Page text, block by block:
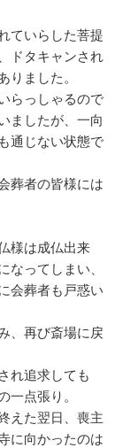
ていらした菩提
ドタキャンされ
ました。
らっしゃるので
ましたが、一向
通じない状態で
葬者の皆様には
様は成仏出来
ってしまい、
会葬者も戸惑い
、再び斎場に戻
れ追求しても
一点張り。
えた翌日、喪主
に向かったのは